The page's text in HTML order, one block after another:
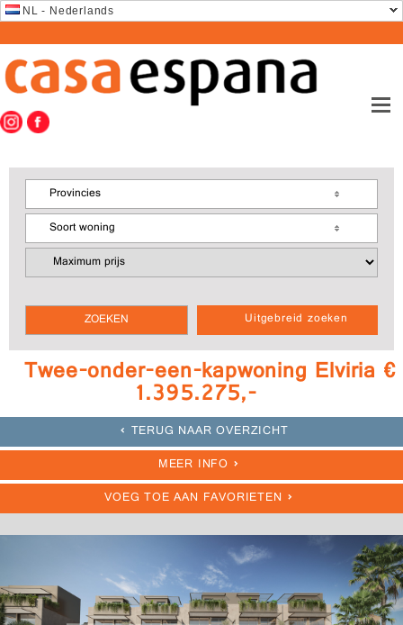
NL - Nederlands
Uitgebreid zoeken
Provincies
Soort woning
Twee-onder-een-kapwoning Elviria €
1.395.275,-
TERUG NAAR OVERZICHT
MEER INFO
VOEG TOE AAN FAVORIETEN